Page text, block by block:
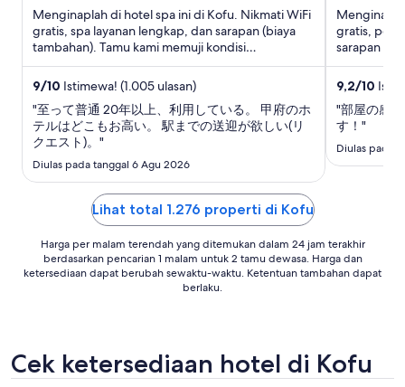
5
malam
dari
30
31
Agu
Menginaplah di hotel spa ini di Kofu. Nikmati WiFi
gratis, spa layanan lengkap, dan sarapan (biaya
tambahan). Tamu kami memuji kondisi
keseluruhan di ulasan ...
9/10 Istimewa! (1.005 ulasan)
"至って普通 20年以上、利用している。 甲府のホ
テルはどこもお高い。 駅までの送迎が欲しい(リ
クエスト)。"
Diulas pada tanggal 6 Agu 2026
5
gratis,
sarapan
seperti
9,2/10
"部屋の感
す！"
Diulas pada
Lihat total 1.276 properti di Kofu
Harga per malam terendah yang ditemukan dalam 24 jam terakhir
berdasarkan pencarian 1 malam untuk 2 tamu dewasa. Harga dan
ketersediaan dapat berubah sewaktu-waktu. Ketentuan tambahan dapat
berlaku.
Cek ketersediaan hotel di Kofu